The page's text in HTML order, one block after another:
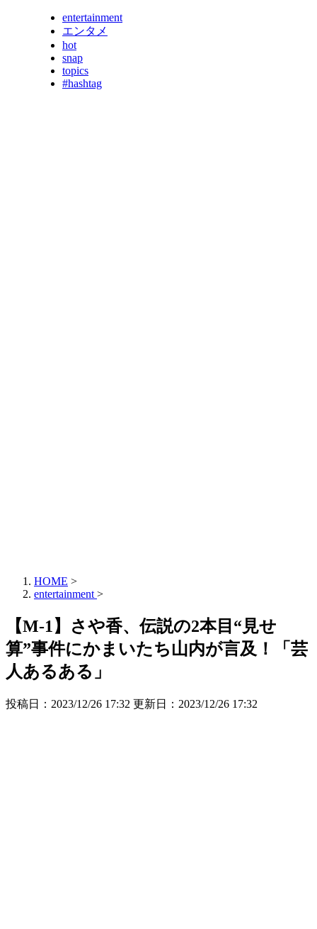
entertainment
エンタメ
hot
snap
topics
#hashtag
HOME >
entertainment >
【M-1】さや香、伝説の2本目“見せ
算”事件にかまいたち山内が言及！「芸
人あるある」
投稿日：2023/12/26 17:32 更新日： 2023/12/26 17:32